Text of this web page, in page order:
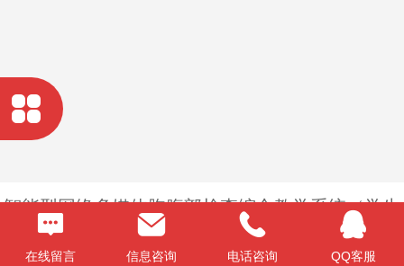
智能型网络多媒体胸腹部检查综合教学系统（学生
试验机）型号：SJ/GXF
在线留言 信息咨询 电话咨询 QQ客服